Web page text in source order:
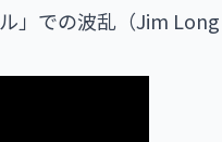
」での波乱（Jim